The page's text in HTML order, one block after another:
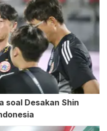
soal Desakan Shin